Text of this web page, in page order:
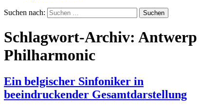
Suchen nach:
Schlagwort-Archiv: Antwerp
Philharmonic
Ein belgischer Sinfoniker in
beeindruckender Gesamtdarstellung